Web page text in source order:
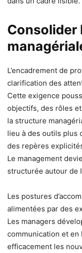
Consolider
L’encadrement de
clarification des
Cette exigence
objectifs, des rôles
la structure
lieu à des outils plus
des repères
Le management
structurée autour de
Les postures
alimentées par des
Les managers
communication et
efficacement les